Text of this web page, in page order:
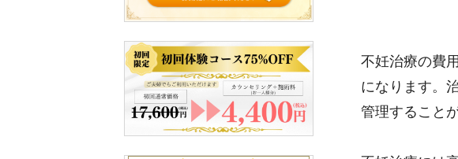
不妊治療の費
になります。
管理すること